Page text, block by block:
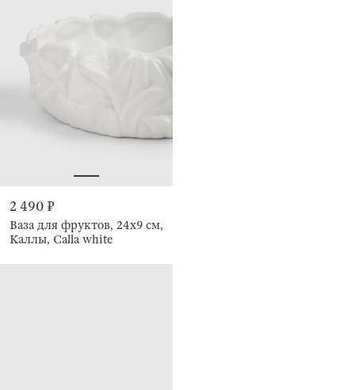
2 490 ₽
Ваза для фруктов, 24х9 см,
Каллы, Calla white